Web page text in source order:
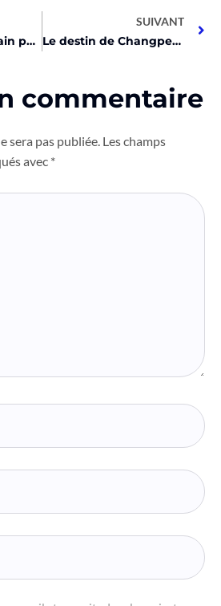
Alliance Blockchain pour le bien lancée à Dubaï!
SUIVANT
Le destin de Changpeng Zhao révélé le 30 avril!
commentaire
sera pas publiée. Les champs
avec *